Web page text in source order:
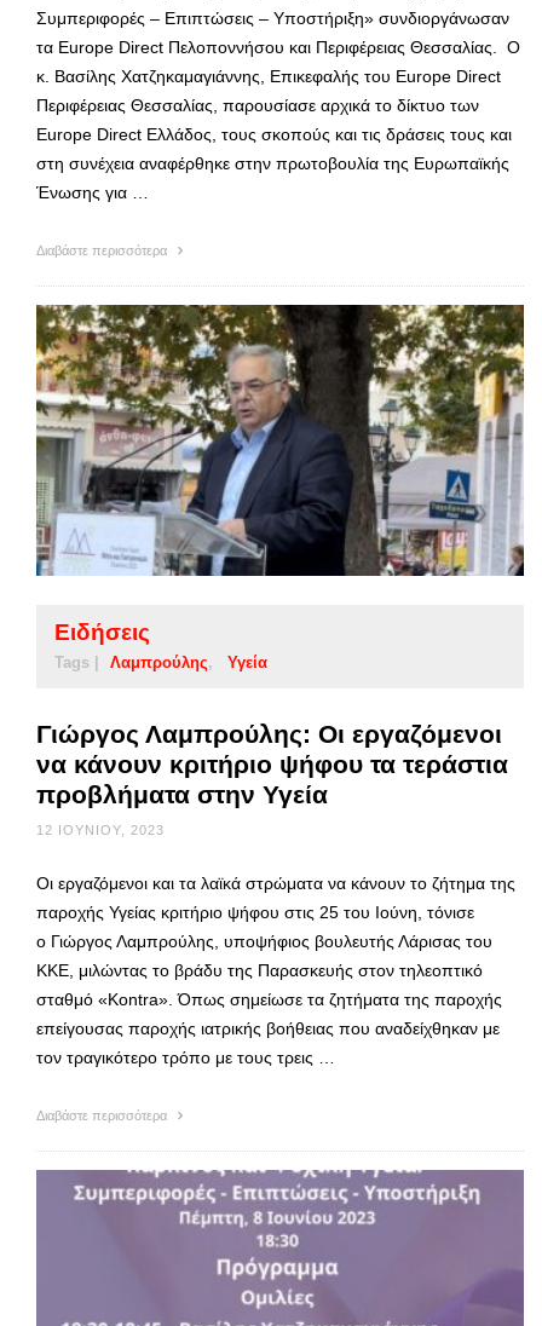
Συμπεριφορές – Επιπτώσεις – Υποστήριξη» συνδιοργάνωσαν
τα Europe Direct Πελοποννήσου και Περιφέρειας Θεσσαλίας. Ο
κ. Βασίλης Χατζηκαμαγιάννης, Επικεφαλής του Europe Direct
Περιφέρειας Θεσσαλίας, παρουσίασε αρχικά το δίκτυο των
Europe Direct Ελλάδος, τους σκοπούς και τις δράσεις τους και
στη συνέχεια αναφέρθηκε στην πρωτοβουλία της Ευρωπαϊκής
Ένωσης για …
Διαβάστε περισσότερα
Ειδήσεις
Tags | Λαμπρούλης Υγεία
Γιώργος Λαμπρούλης: Οι εργαζόμενοι
να κάνουν κριτήριο ψήφου τα τεράστια
προβλήματα στην Υγεία
12 ΙΟΥΝΊΟΥ, 2023
Οι εργαζόμενοι και τα λαϊκά στρώματα να κάνουν το ζήτημα της
παροχής Υγείας κριτήριο ψήφου στις 25 του Ιούνη, τόνισε
ο Γιώργος Λαμπρούλης, υποψήφιος βουλευτής Λάρισας του
ΚΚΕ, μιλώντας το βράδυ της Παρασκευής στον τηλεοπτικό
σταθμό «Kontra». Όπως σημείωσε τα ζητήματα της παροχής
επείγουσας παροχής ιατρικής βοήθειας που αναδείχθηκαν με
τον τραγικότερο τρόπο με τους τρεις …
Διαβάστε περισσότερα